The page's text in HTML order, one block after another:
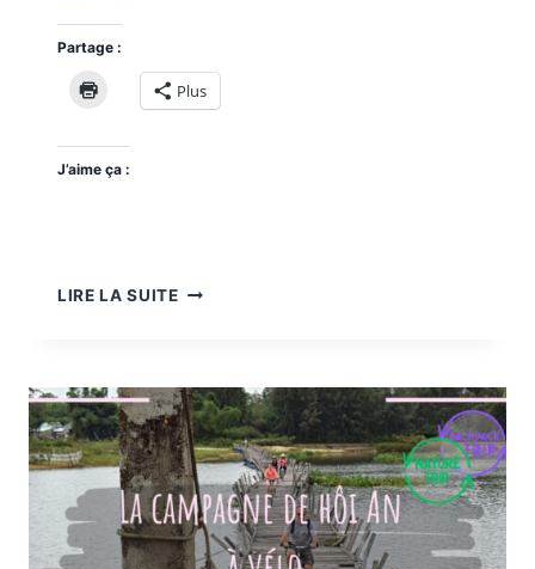
Partage :
Plus
J’aime ça :
LIRE LA SUITEFOOD
AN